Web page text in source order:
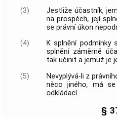
(3)
Jestliže účastník,
na prospěch, její
se právní úkon
(4)
K splnění podmínky
splnění záměrně
tak učinit a jemuž je
(5)
Nevyplývá-li z
něco jiného, má
odkládací.
§